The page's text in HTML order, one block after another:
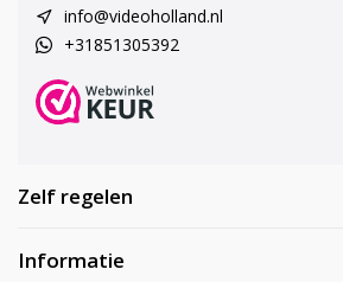
info@videoholland.nl
+31851305392
Zelf regelen
Informatie